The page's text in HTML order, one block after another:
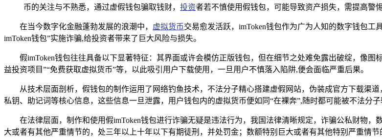
币的关注与不熟悉，通过虚假钱包骗取钱财， 投资者若不慎使用假钱包，可能导致资产损失，需提高警
在当今数字化金融蓬勃发展的浪潮中， 虚拟货币交易愈发活跃，imToken钱包作为广为人知的数字钱包
imToken钱包”实施诈骗,给投资者带来了巨大风险与损失。
假imToken钱包往往具备以下显著特征：其界面或许会模仿正版钱包，但在细节之处难免露出破绽，像
益投资项目”“免费获取虚拟货币”等，以此吸引用户下载使用，一旦用户不慎落入陷阱,便会面临严重后果。
从技术层面剖析，假钱包的制作运用了网络钓鱼技术，不法分子精心搭建虚假网站，伪装成官方下载渠
私钥、助记词等核心信息，这些信息一旦泄露，用户钱包内的虚拟货币便如同“在裸奔”,随时都可能被不法分子
在法律层面，制作和使用假imToken钱包进行诈骗无疑是违法行为，我国法律清晰规定，诈骗公私财物
大或者有其他严重情节的，处三年以上十年以下有期徒刑，并处罚金；数额特别巨大或者有其他特别严重情